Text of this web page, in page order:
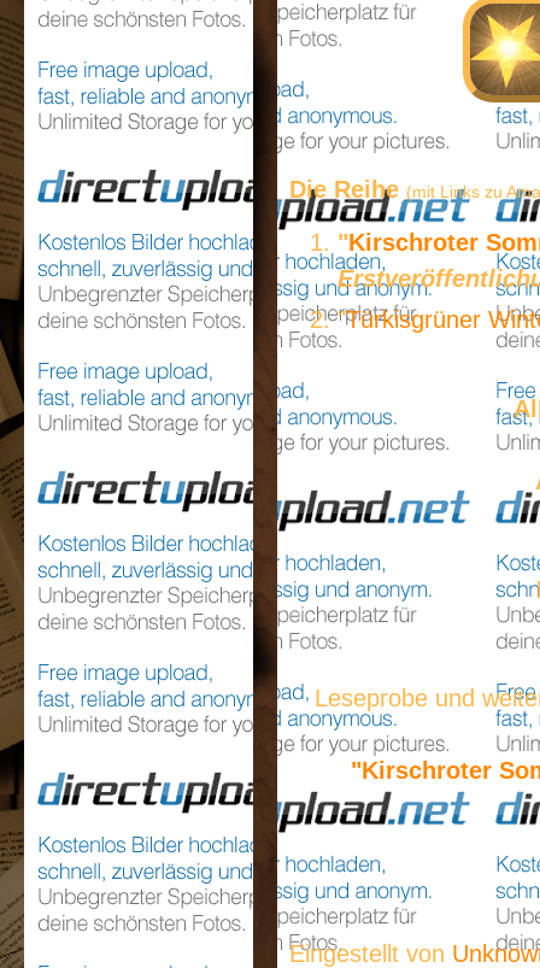
Die Reihe (mit Links zu
"Kirschroter
"Türkisgrüner
Leseprobe und
"Kirschroter
Eingestellt von